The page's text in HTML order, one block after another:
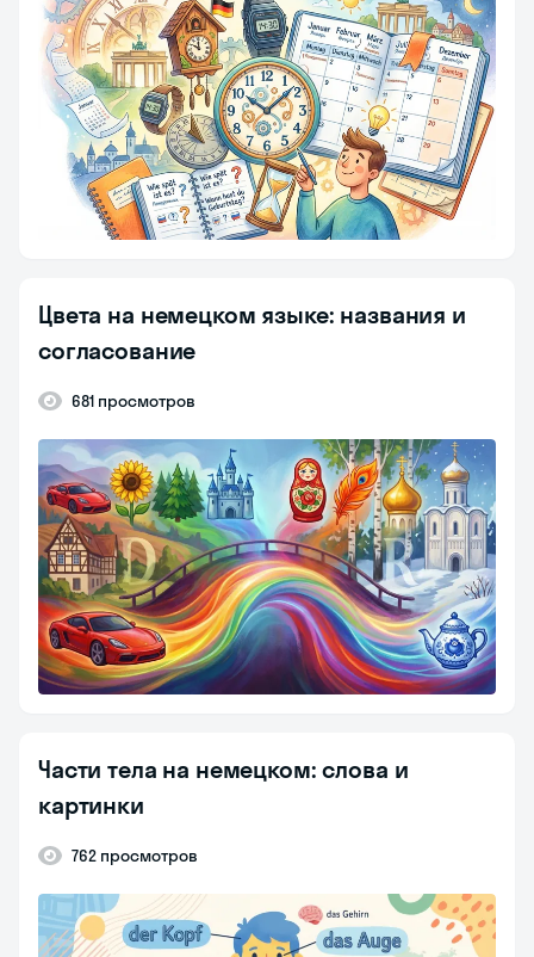
Цвета на немецком языке: названия и
согласование
681 просмотров
Части тела на немецком: слова и
картинки
762 просмотров